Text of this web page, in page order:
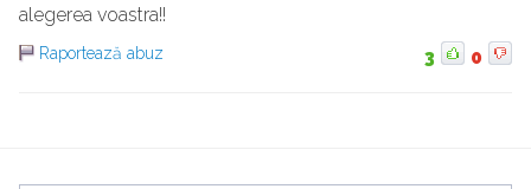
alegerea voastra!!
Raportează abuz 3 0